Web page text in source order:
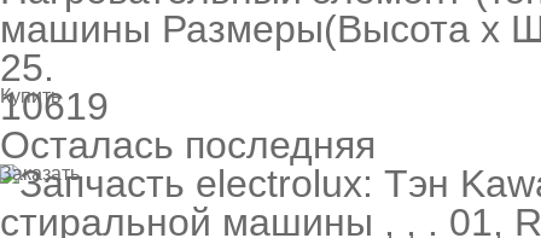
машины Размеры(Высота х
25.
Купить
10619
Осталась последняя
Заказать